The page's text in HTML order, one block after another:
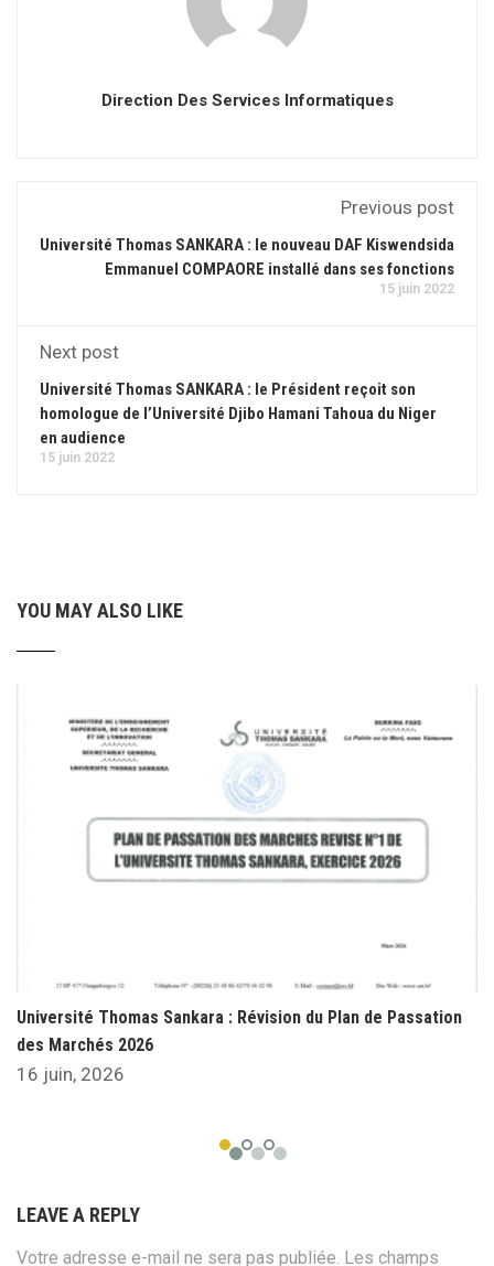
Direction Des Services Informatiques
Previous post
Université Thomas SANKARA : le nouveau DAF Kiswendsida
Emmanuel COMPAORE installé dans ses fonctions
15 juin 2022
Next post
Université Thomas SANKARA : le Président reçoit son
homologue de l’Université Djibo Hamani Tahoua du Niger
en audience
15 juin 2022
YOU MAY ALSO LIKE
Université Thomas Sankara : Révision du Plan de Passation
des Marchés 2026
16 juin, 2026
LEAVE A REPLY
Votre adresse e-mail ne sera pas publiée. Les champs